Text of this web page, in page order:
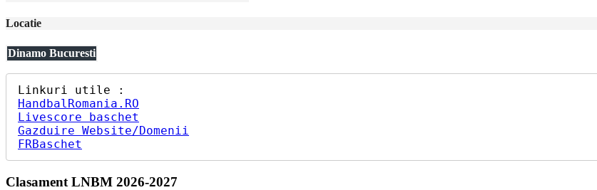
Locatie
Dinamo Bucuresti
HandbalRomania.RO
Livescore baschet
Gazduire Website/Domenii
FRBaschet
Clasament LNBM 2026-2027